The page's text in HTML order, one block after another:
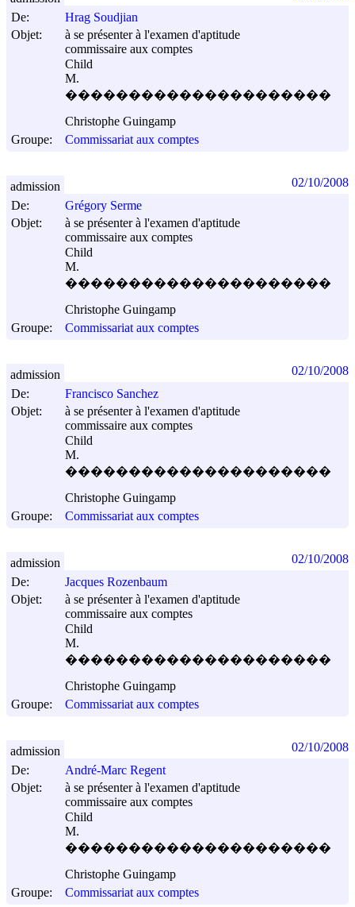
De:
Hrag Soudjian
Objet:
à se présenter à l'examen d'aptitude
commissaire aux comptes
Child
M.
���������������������
Christophe Guingamp
Groupe:
Commissariat aux comptes
De:
Grégory Serme
Objet:
à se présenter à l'examen d'aptitude
commissaire aux comptes
Child
M.
���������������������
Christophe Guingamp
Groupe:
Commissariat aux comptes
admission 02/10/2008
De:
Francisco Sanchez
Objet:
à se présenter à l'examen d'aptitude
commissaire aux comptes
Child
M.
���������������������
Christophe Guingamp
Groupe:
Commissariat aux comptes
admission 02/10/2008
De:
Jacques Rozenbaum
Objet:
à se présenter à l'examen d'aptitude
commissaire aux comptes
Child
M.
���������������������
Christophe Guingamp
Groupe:
Commissariat aux comptes
admission 02/10/2008
De:
André-Marc Regent
Objet:
à se présenter à l'examen d'aptitude
commissaire aux comptes
Child
M.
���������������������
Christophe Guingamp
Groupe:
Commissariat aux comptes
admission 02/10/2008